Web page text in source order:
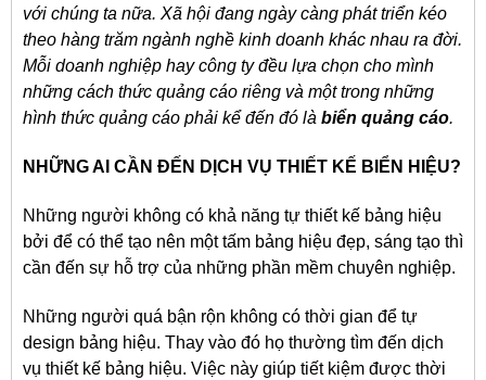
với chúng ta nữa. Xã hội đang ngày càng phát triển kéo
theo hàng trăm ngành nghề kinh doanh khác nhau ra đời.
Mỗi doanh nghiệp hay công ty đều lựa chọn cho mình
những cách thức quảng cáo riêng và một trong những
hình thức quảng cáo phải kể đến đó là biển quảng cáo.
NHỮNG AI CẦN ĐẾN DỊCH VỤ THIẾT KẾ BIỂN HIỆU?
Những người không có khả năng tự thiết kế bảng hiệu
bởi để có thể tạo nên một tấm bảng hiệu đẹp, sáng tạo thì
cần đến sự hỗ trợ của những phần mềm chuyên nghiệp.
Những người quá bận rộn không có thời gian để tự
design bảng hiệu. Thay vào đó họ thường tìm đến dịch
vụ thiết kế bảng hiệu. Việc này giúp tiết kiệm được thời